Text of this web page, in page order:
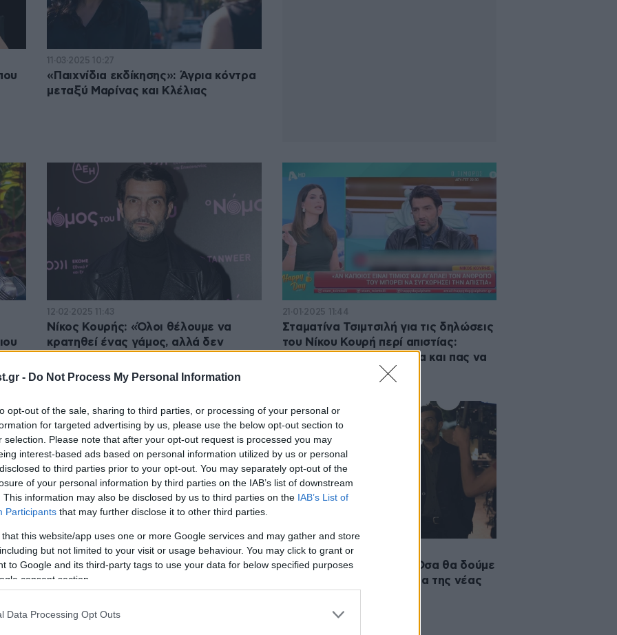
- Do Not Process My Personal Information
opt-out of the sale, sharing to third parties, or processing of your personal or
for targeted advertising by us, please use the below opt-out section to
selection. Please note that after your opt-out request is processed you may
interest-based ads based on personal information utilized by us or personal
to third parties prior to your opt-out. You may separately opt-out of the
of your personal information by third parties on the IAB’s list of downstream
This information may also be disclosed by us to third parties on the IAB’s List of
Participants that may further disclose it to other third parties.
that this website/app uses one or more Google services and may gather and store
but not limited to your visit or usage behaviour. You may click to grant or
to Google and its third-party tags to use your data for below specified purposes
consent section.
Data Processing Opt Outs
11·03·2025 10:27
«Παιχνίδια εκδίκησης»: Άγρια κόντρα
μεταξύ Μαρίνας και Κλέλιας
12·02·2025 11:43
Νίκος Κουρής: «Όλοι θέλουμε να
κρατηθεί ένας γάμος, αλλά δεν
21·01·2025 11:44
Σταματίνα Τσιμτσιλή για τις δηλώσεις
του Νίκου Κουρή περί απιστίας:
«Κάνεις την κουτσουκέλα και πας να
βγεις και από πάνω;»
20·01·2025 14:39
Ο Νίκος Κουρής για την απιστία: «Αν
κάποιος είναι τίμιος και αγαπάει τον
την απιστία»
17·01·2025 12:26
«Παιχνίδια εκδίκησης»: Όσα θα δούμε
στα πρώτα τρία επεισόδια της νέας